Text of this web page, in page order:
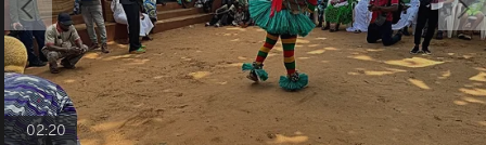
02:20